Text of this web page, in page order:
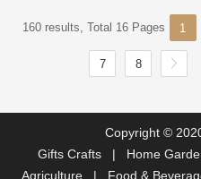
160 results, Total 16 Pages 1
7 8
Copyright ©
Gifts Crafts
| Home
Agriculture
| Food &